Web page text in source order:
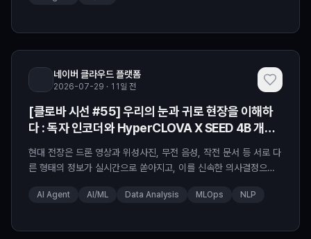
습을 목표로 운영된 고급 프로그램이었습니다. 뜨거운 열정과 훌륭
네이버 클라우드 플랫폼
2026-07-29 · 11일 전
[클로바 시선 #55] 우리의 눈과 귀로 현장을 이해하
다 : 독자 인코더와 HyperCLOVA X SEED 4B 개발
기
현대 전장은 드론 영상과 위성사진, 무전 음성, 작전 문서 등 서로 다
른 형태의 정보가 실시간으로 쏟아지고, 이를 신속한 의사결정으로
텍스트와 이미지, 영상 그리고 음성까지 동시에 이해하는 옴니모달
환경에 최적화된 경량 옴니모달 언어모델 HyperCLOVA X SEED
AI Agent AI/ML Data Analysis MLOps NLP